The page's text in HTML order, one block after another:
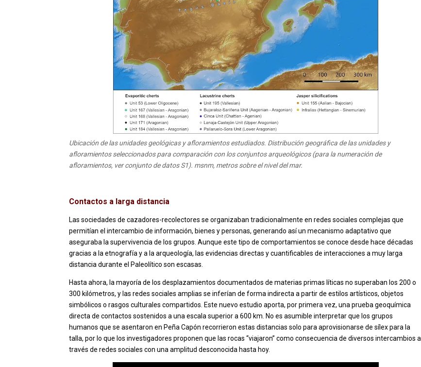
Ubicación de las unidades geológicas y afloramientos estudiados. Distribución geográfica de las unidades y
afloramientos seleccionados para comparación con los conjuntos arqueológicos (para la numeración de
afloramientos, ver conjunto de datos S1). msnm, metros sobre el nivel del mar.
Contactos a larga distancia
Las sociedades de cazadores-recolectores se organizaban tradicionalmente en redes sociales complejas que
permitían el intercambio de información, bienes y personas, generando así un mecanismo adaptativo que
aseguraba la supervivencia de los grupos. Aunque este tipo de comportamientos se conoce desde hace décadas
gracias a la etnografía y a la arqueología, las evidencias directas y cuantificables de interacciones a muy larga
distancia durante el Paleolítico son escasas.
Hasta ahora, la mayoría de los desplazamientos documentados de materias primas líticas no superaban los 200 o
300 kilómetros, y las redes sociales amplias se inferían de forma indirecta a partir de estilos artísticos, objetos
simbólicos o rasgos culturales compartidos. Este nuevo estudio aporta, por primera vez, una prueba geoquímica
directa de contactos sostenidos a una escala superior a 600 km. No es asumible interpretar que los grupos
humanos que se asentaron en Peña Capón recorrieron estas distancias solo para aprovisionarse de sílex para la
talla, por lo que los investigadores proponen que las rocas “viajaron” como consecuencia de diversos intercambios a
través de redes sociales con una amplitud desconocida hasta hoy.